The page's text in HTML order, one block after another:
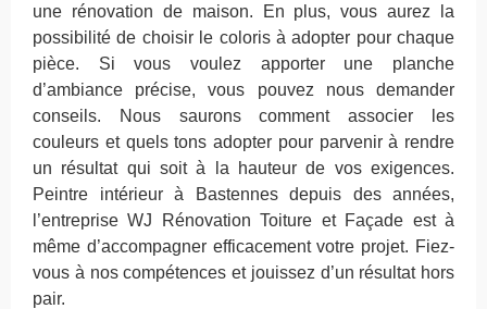
une rénovation de maison. En plus, vous aurez la
possibilité de choisir le coloris à adopter pour chaque
pièce. Si vous voulez apporter une planche
d’ambiance précise, vous pouvez nous demander
conseils. Nous saurons comment associer les
couleurs et quels tons adopter pour parvenir à rendre
un résultat qui soit à la hauteur de vos exigences.
Peintre intérieur à Bastennes depuis des années,
l’entreprise WJ Rénovation Toiture et Façade est à
même d’accompagner efficacement votre projet. Fiez-
vous à nos compétences et jouissez d’un résultat hors
pair.